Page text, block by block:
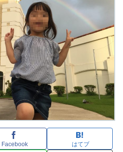
Facebook はてブ